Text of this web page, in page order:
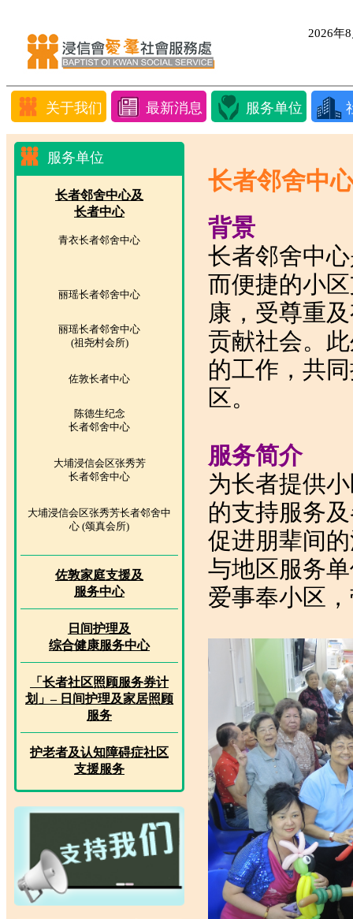
2026年
关于我们 最新消息 服务单位
服务单位
长者邻舍中心及
长者中心
青衣长者邻舍中心
丽瑶长者邻舍中心
丽瑶长者邻舍中心
(祖尧村会所)
佐敦长者中心
陈德生纪念
长者邻舍中心
大埔浸信会区张秀芳
长者邻舍中心
大埔浸信会区张秀芳长者邻舍中
心 (颂真会所)
佐敦家庭支援及
服务中心
日间护理及
综合健康服务中心
「长者社区照顾服务券计
划」– 日间护理及家居照顾
服务
护老者及认知障碍症社区
支援服务
长者邻舍中
背景
长者邻舍中
而便捷的小
康，受尊重
贡献社会。
的工作，共
区。
服务简介
为长者提供
的支持服务
促进朋辈间
与地区服务
爱事奉小区